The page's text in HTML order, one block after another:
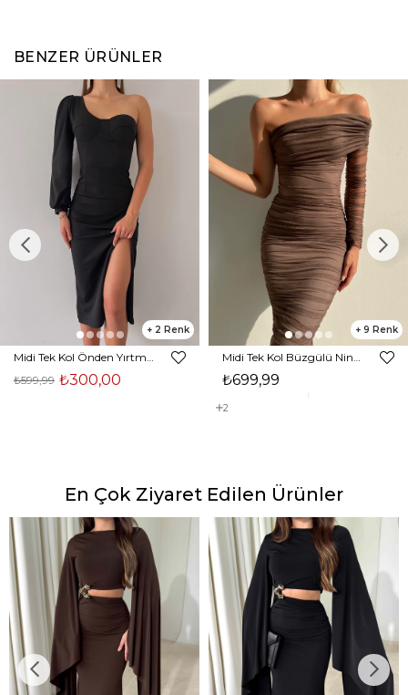
BENZER ÜRÜNLER
2
₺300,00
₺599,99
9
₺699,99
2
En Çok Ziyaret Edilen Ürünler